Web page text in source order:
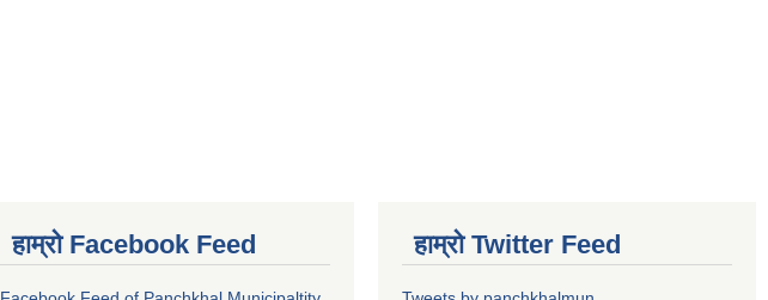
हाम्रो Facebook Feed हाम्रो Twitter Feed